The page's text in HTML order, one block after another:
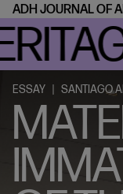
ADH JOURNALOF
ESSAY | SANTIAGO